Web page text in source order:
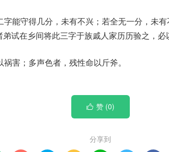
能守得几分，未有不兴；若全无一分，未
试在乡间将此三字于族戚人家历历验之，必
害；多声色者，残性命以斤斧。
 赞 (0)
分享到